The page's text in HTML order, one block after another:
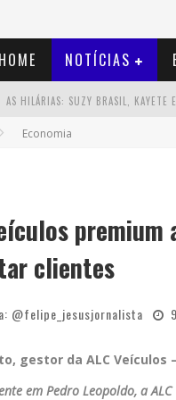
HOME NOTÍCIAS
Economia
clientes
@felipe_jesusjornalista
gestor da ALC Veículos
em Pedro Leopoldo, a